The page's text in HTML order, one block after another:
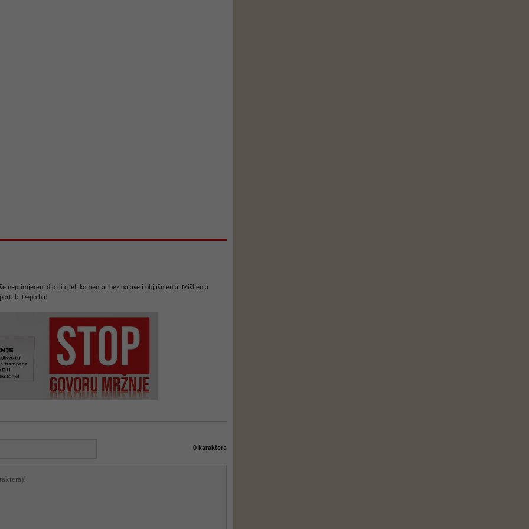
neprimjereni dio ili cijeli komentar bez najave i objašnjenja. Mišljenja
Depo.ba!
0karaktera